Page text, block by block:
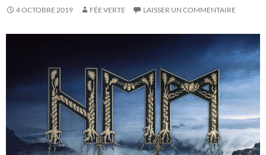
4 OCTOBRE 2019 FÉE VERTE LAISSER UN COMMENTAIRE